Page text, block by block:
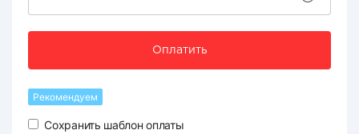
Оплатить
Рекомендуем
Сохранить шаблон оплаты